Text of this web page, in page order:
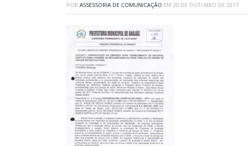
POR ASSESSORIA DE COMUNICAÇÃO EM 20 DE OUTUBRO DE 2017